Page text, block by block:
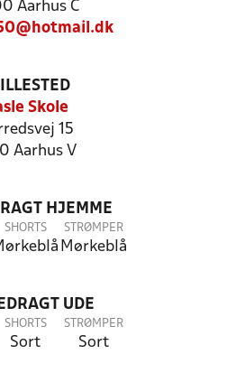
Aarhus C
Skole
15
Aarhus V
HJEMME
SHORTS STRØMPER
Mørkeblå
UDE
SHORTS
Sort
STRØMPER
Sort